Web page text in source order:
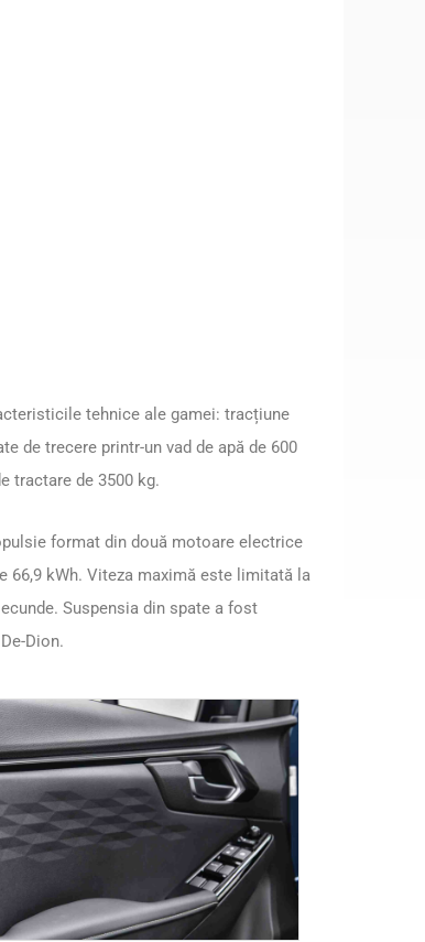
tehnice ale gamei: tracțiune
de trecere printr-un vad de apă de 600
tractare de 3500 kg.
format din două motoare electrice
66,9 kWh. Viteza maximă este limitată la
Suspensia din spate a fost
Dion.